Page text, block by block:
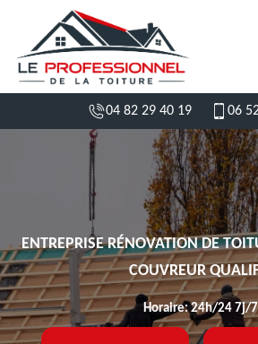
04 82 29 40 19 06
ENTREPRISE RÉNOVATION DE
COUVREUR
Horaire: 24h/24 7j/7